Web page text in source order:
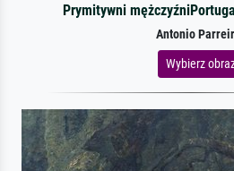
Prymitywni
Antonio
Wybierz